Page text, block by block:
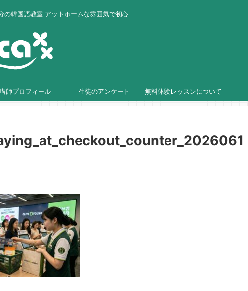
の韓国語教室 アットホームな雰囲気で初心
講師プロフィール 生徒のアンケート 無料体験レッスンについて